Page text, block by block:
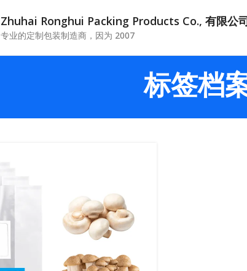
Zhuhai Ronghui Packing Products Co., 有限公
专业的定制包装制造商，因为 2007
标签档